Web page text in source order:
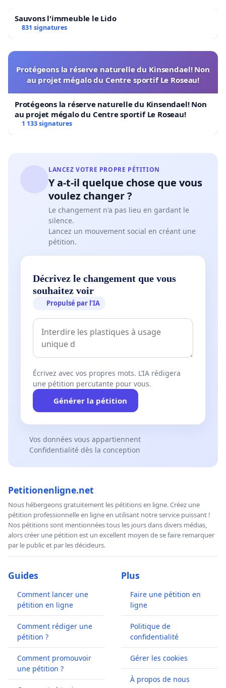
Sauvons l'immeuble le Lido
831 signatures
Protégeons la réserve naturelle du Kinsendael! Non
au projet mégalo du Centre sportif Le Roseau!
Protégeons la réserve naturelle du Kinsendael! Non
au projet mégalo du Centre sportif Le Roseau!
1 133 signatures
LANCEZ VOTRE PROPRE PÉTITION
Y a-t-il quelque chose que vous
voulez changer ?
Le changement n'a pas lieu en gardant le
silence.
Lancez un mouvement social en créant une
pétition.
Décrivez le changement que vous
souhaitez voir
Propulsé par l’IA
Écrivez avec vos propres mots. L’IA rédigera
une pétition percutante pour vous.
Générer la pétition
Vos données vous appartiennent
Confidentialité dès la conception
Petitionenligne.net
Nous hébergeons gratuitement les pétitions en ligne. Créez une
pétition professionnelle en ligne en utilisant notre service puissant !
Nos pétitions sont mentionnées tous les jours dans divers médias,
alors créer une pétition est un excellent moyen de se faire remarquer
par le public et par les décideurs.
Guides
Comment lancer une
pétition en ligne
Comment rédiger une
pétition ?
Comment promouvoir
une pétition ?
Plus
Faire une pétition en
ligne
Politique de
confidentialité
Gérer les cookies
À propos de nous